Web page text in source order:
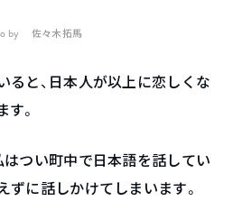
by 佐々木拓馬
ると、日本人が以上に恋しくな
。
はつい町中で日本語を話してい
ずに話しかけてしまいます。